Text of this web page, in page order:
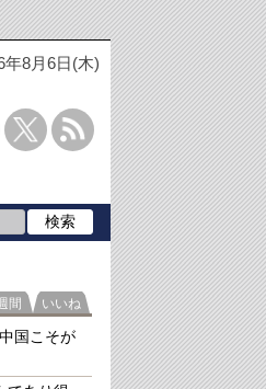
年8月6日(木)
間 いいね
国こそが